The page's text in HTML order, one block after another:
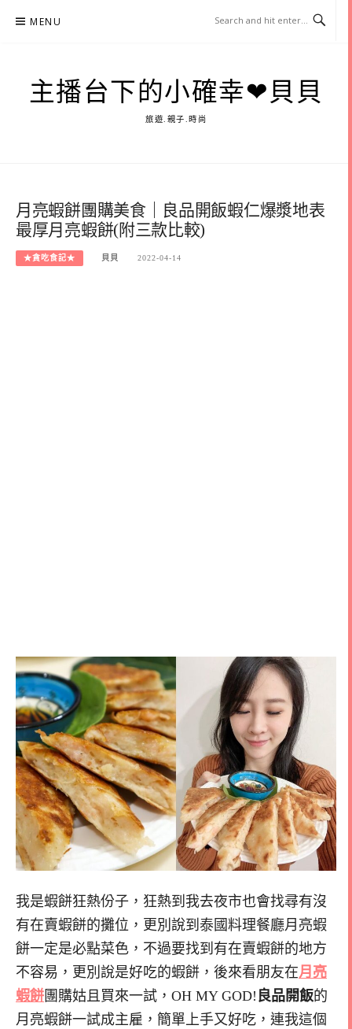
MENU
主播台下的小確幸❤貝貝
旅遊.親子.時尚
月亮蝦餅團購美食｜良品開飯蝦仁爆漿地表
最厚月亮蝦餅(附三款比較)
★貪吃食記★ 貝貝 2022-04-14
我是蝦餅狂熱份子，狂熱到我去夜市也會找尋有沒
有在賣蝦餅的攤位，更別說到泰國料理餐廳月亮蝦
餅一定是必點菜色，不過要找到有在賣蝦餅的地方
不容易，更別說是好吃的蝦餅，後來看朋友在月亮
蝦餅團購姑且買來一試，OH MY GOD! 良品開飯的
月亮蝦餅一試成主雇，簡單上手又好吃，連我這個